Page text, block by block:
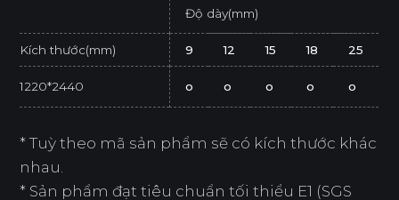
Độ dày(mm)
Kích thước(mm) 9 12 15 18 25
1220*2440 o o o o o
* Tuỳ theo mã sản phẩm sẽ có kích thước khác
nhau.
* Sản phẩm đạt tiêu chuẩn tối thiểu E1 (SGS